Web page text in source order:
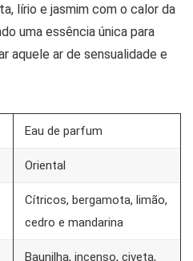
lírio e jasmim com o calor da
uma essência única para
aquele ar de sensualidade e
Eau de parfum
Oriental
Cítricos, bergamota, limão,
cedro e mandarina
Baunilha, incenso, civeta,